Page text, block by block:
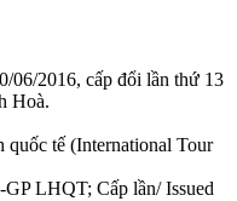
06/2016, cấp đổi lần thứ 13
Hoà.
tế (International Tour
LHQT; Cấp lần/ Issued